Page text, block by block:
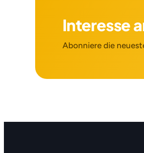
Interesse
Abonniere die